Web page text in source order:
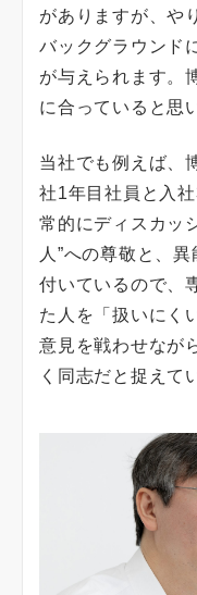
がありますが、や
バックグラウンド
が与えられます。
に合っていると思
当社でも例えば、
社1年目社員と入
常的にディスカッ
人”への尊敬と、
付いているので、
た人を「扱いにく
意見を戦わせなが
く同志だと捉えて